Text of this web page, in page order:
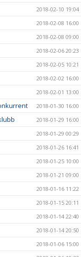
2018-02-10 19:04
2018-02-08 16:00
2018-02-08 09:00
2018-02-06 20:23
2018-02-05 10:21
2018-02-02 16:00
2018-02-01 13:00
2018-01-30 16:00
2018-01-29 16:00
2018-01-29 00:29
2018-01-26 16:41
2018-01-25 10:00
2018-01-21 09:00
2018-01-16 11:22
2018-01-15 20:11
2018-01-14 22:40
2018-01-14 20:50
2018-01-06 15:00